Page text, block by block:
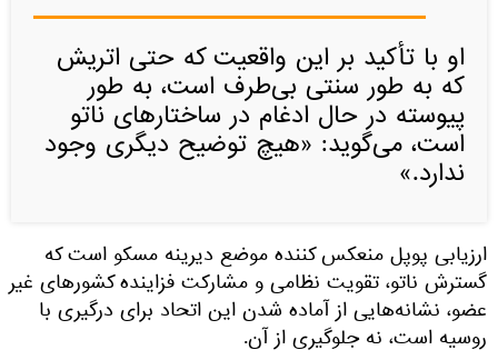
او با تأکید بر این واقعیت که حتی اتریش
که به طور سنتی بی‌طرف است، به طور
پیوسته در حال ادغام در ساختارهای ناتو
است، می‌گوید: «هیچ توضیح دیگری وجود
ندارد.»
ارزیابی پوپل منعکس کننده موضع دیرینه مسکو است که
گسترش ناتو، تقویت نظامی و مشارکت فزاینده کشورهای غیر
عضو، نشانه‌هایی از آماده شدن این اتحاد برای درگیری با
روسیه است، نه جلوگیری از آن.